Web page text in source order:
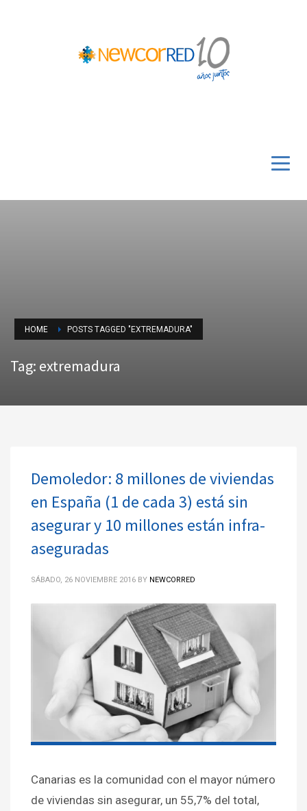
HOME POSTS TAGGED "EXTREMADURA"
Tag: extremadura
Demoledor: 8 millones de viviendas
en España (1 de cada 3) está sin
asegurar y 10 millones están infra-
aseguradas
SÁBADO, 26 NOVIEMBRE 2016 BY NEWCORRED
Canarias es la comunidad con el mayor número
de viviendas sin asegurar, un 55,7% del total,